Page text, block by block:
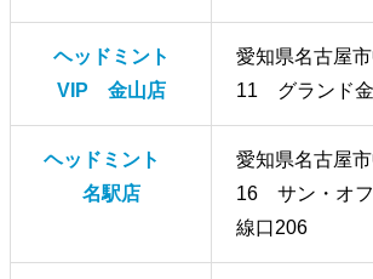
ヘッドミント
VIP 金山店
愛知県名古屋
11 グランド
ヘッドミント
名駅店
愛知県名古屋
16 サン・オ
線口206